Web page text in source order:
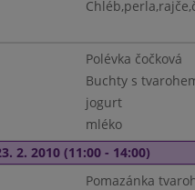
Polévka čočková
Buchty s
jogurt
mléko
2. 2010 (11:00 - 14:00)
Pomazánka